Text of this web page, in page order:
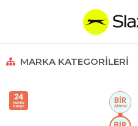
MARKA KATEGORILERI